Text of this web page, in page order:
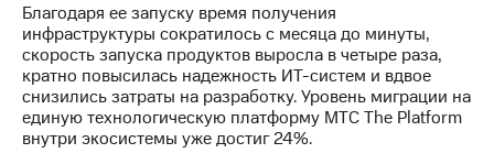
Корпоративное
управление
Корпоративный
секретарь
Раскрытие
информации
Благодаря ее запуску время получения
инфраструктуры сократилось с месяца до минуты,
скорость запуска продуктов выросла в четыре раза,
кратно повысилась надежность ИТ-систем и вдвое
снизились затраты на разработку. Уровень миграции на
единую технологическую платформу МТС The Platform
внутри экосистемы уже достиг 24%.